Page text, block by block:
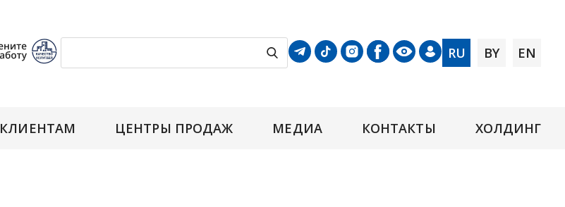
RU BY EN
КЛИЕНТАМ ЦЕНТРЫ ПРОДАЖ МЕДИА КОНТАКТЫ ХОЛДИНГ